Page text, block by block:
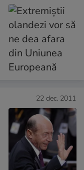
22 dec. 2011